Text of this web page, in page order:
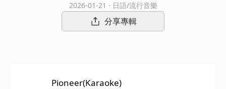
2026-01-21 · 日語/流行音樂
分享專輯
Pioneer(Karaoke)